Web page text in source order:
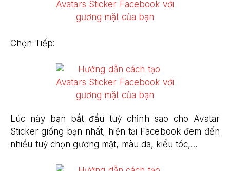
Chọn Tiếp:
Lúc này bạn bắt đầu tuỳ chỉnh sao cho Avatar
Sticker giống bạn nhất, hiện tại Facebook đem đến
nhiều tuỳ chọn gương mặt, màu da, kiểu tóc,…